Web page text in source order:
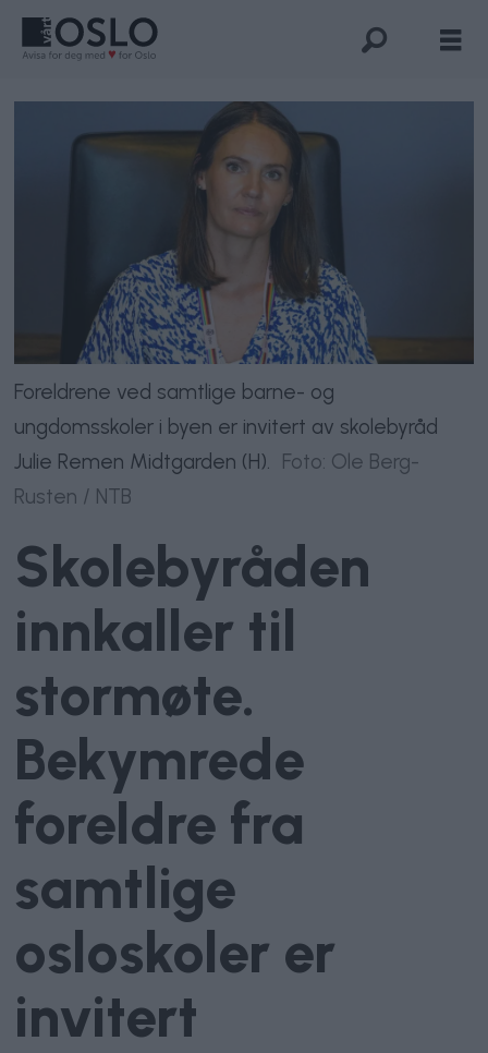
Foreldrene ved samtlige barne- og
ungdomsskoler i byen er invitert av skolebyråd
Julie Remen Midtgarden (H). Foto: Ole Berg-
Rusten / NTB
Skolebyråden
innkaller til
stormøte.
Bekymrede
foreldre fra
samtlige
osloskoler er
invitert